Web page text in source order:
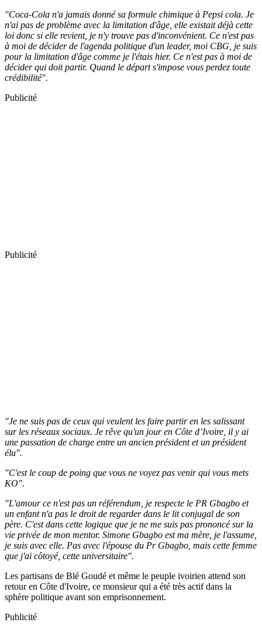
"Coca-Cola n'a jamais donné sa formule chimique à Pepsi cola. Je
n'ai pas de problème avec la limitation d'âge, elle existait déjà cette
loi donc si elle revient, je n'y trouve pas d'inconvénient. Ce n'est pas
à moi de décider de l'agenda politique d'un leader, moi CBG, je suis
pour la limitation d'âge comme je l'étais hier. Ce n'est pas à moi de
décider qui doit partir. Quand le départ s'impose vous perdez toute
crédibilité".
Publicité
Publicité
"Je ne suis pas de ceux qui veulent les faire partir en les salissant
sur les réseaux sociaux. Je rêve qu'un jour en Côte d’Ivoire, il y ai
une passation de charge entre un ancien président et un président
élu".
"C'est le coup de poing que vous ne voyez pas venir qui vous mets
KO".
"L'amour ce n'est pas un référendum, je respecte le PR Gbagbo et
un enfant n'a pas le droit de regarder dans le lit conjugal de son
père. C'est dans cette logique que je ne me suis pas prononcé sur la
vie privée de mon mentor. Simone Gbagbo est ma mère, je l'assume,
je suis avec elle. Pas avec l'épouse du Pr Gbagbo, mais cette femme
que j'ai côtoyé, cette universitaire".
Les partisans de Blé Goudé et même le peuple ivoirien attend son
retour en Côte d'Ivoire, ce monsieur qui a été très actif dans la
sphère politique avant son emprisonnement.
Publicité